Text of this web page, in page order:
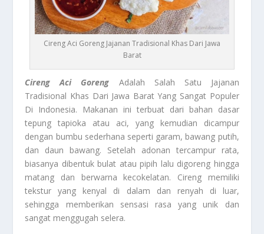
Cireng Aci Goreng Jajanan Tradisional Khas Dari Jawa
Barat
Cireng Aci Goreng Adalah Salah Satu Jajanan
Tradisional Khas Dari Jawa Barat Yang Sangat Populer
Di Indonesia. Makanan ini terbuat dari bahan dasar
tepung tapioka atau aci, yang kemudian dicampur
dengan bumbu sederhana seperti garam, bawang putih,
dan daun bawang. Setelah adonan tercampur rata,
biasanya dibentuk bulat atau pipih lalu digoreng hingga
matang dan berwarna kecokelatan. Cireng memiliki
tekstur yang kenyal di dalam dan renyah di luar,
sehingga memberikan sensasi rasa yang unik dan
sangat menggugah selera.